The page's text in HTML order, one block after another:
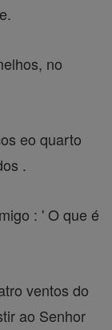
no
eo quarto
.
: ' O que é
ventos do
ao Senhor